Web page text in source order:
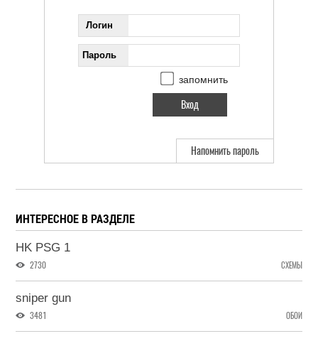
Логин
Пароль
запомнить
Напомнить пароль
ИНТЕРЕСНОЕ В РАЗДЕЛЕ
HK PSG 1
2730 СХЕМЫ
sniper gun
3481 ОБОИ